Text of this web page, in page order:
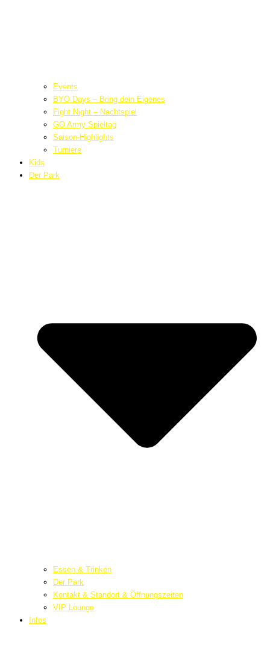
Events
BYO Days – Bring dein Eigenes
Fight Night – Nachtspiel
GO Army Spieltag
Saison-Highlights
Turniere
Kids
Der Park
Essen & Trinken
Der Park
Kontakt & Standort & Öffnungszeiten
VIP Lounge
Infos